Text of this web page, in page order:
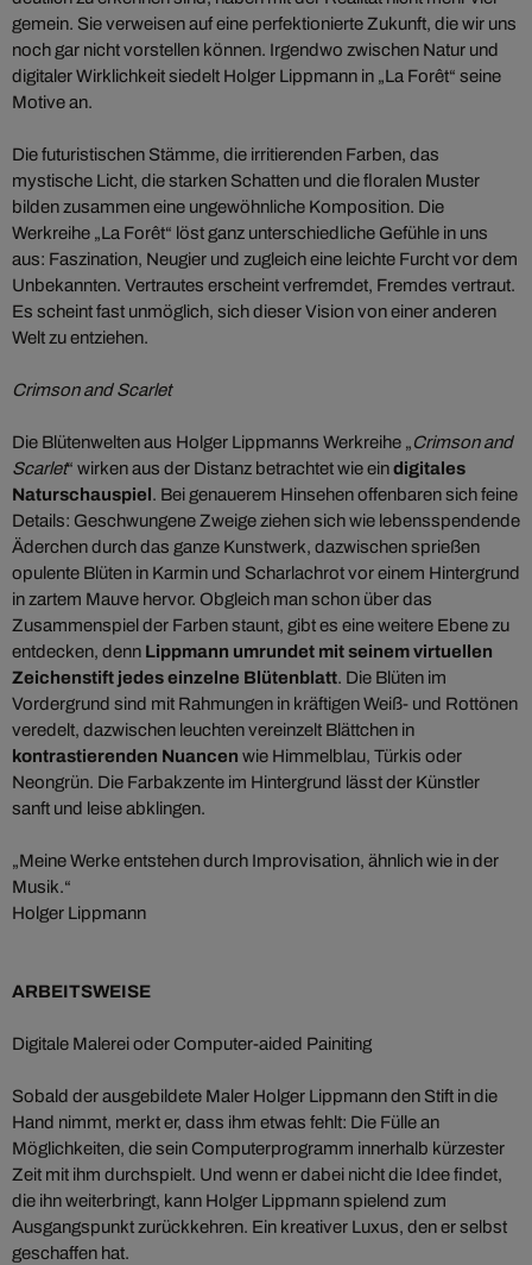
gemein. Sie verweisen auf eine perfektionierte Zukunft, die wir uns
noch gar nicht vorstellen können. Irgendwo zwischen Natur und
digitaler Wirklichkeit siedelt Holger Lippmann in „La Forêt“ seine
Motive an.
Die futuristischen Stämme, die irritierenden Farben, das
mystische Licht, die starken Schatten und die floralen Muster
bilden zusammen eine ungewöhnliche Komposition. Die
Werkreihe „La Forêt“ löst ganz unterschiedliche Gefühle in uns
aus: Faszination, Neugier und zugleich eine leichte Furcht vor dem
Unbekannten. Vertrautes erscheint verfremdet, Fremdes vertraut.
Es scheint fast unmöglich, sich dieser Vision von einer anderen
Welt zu entziehen.
Crimson and Scarlet
Die Blütenwelten aus Holger Lippmanns Werkreihe „Crimson and
Scarlet“ wirken aus der Distanz betrachtet wie eindigitales
Naturschauspiel . Bei genauerem Hinsehen offenbaren sich feine
Details: Geschwungene Zweige ziehen sich wie lebensspendende
Äderchen durch das ganze Kunstwerk, dazwischen sprießen
opulente Blüten in Karmin und Scharlachrot vor einem Hintergrund
in zartem Mauve hervor. Obgleich man schon über das
Zusammenspiel der Farben staunt, gibt es eine weitere Ebene zu
entdecken, denn Lippmann umrundet mit seinem virtuellen
Zeichenstift jedes einzelne Blütenblatt. Die Blüten im
Vordergrund sind mit Rahmungen in kräftigen Weiß- und Rottönen
veredelt, dazwischen leuchten vereinzelt Blättchen in
kontrastierenden Nuancen wie Himmelblau, Türkis oder
Neongrün. Die Farbakzente im Hintergrund lässt der Künstler
sanft und leise abklingen.
„Meine Werke entstehen durch Improvisation, ähnlich wie in der
Musik.“
Holger Lippmann
ARBEITSWEISE
Digitale Malerei oder Computer-aided Painiting
Sobald der ausgebildete Maler Holger Lippmann den Stift in die
Hand nimmt, merkt er, dass ihm etwas fehlt: Die Fülle an
Möglichkeiten, die sein Computerprogramm innerhalb kürzester
Zeit mit ihm durchspielt. Und wenn er dabei nicht die Idee findet,
die ihn weiterbringt, kann Holger Lippmann spielend zum
Ausgangspunkt zurückkehren. Ein kreativer Luxus, den er selbst
geschaffen hat.